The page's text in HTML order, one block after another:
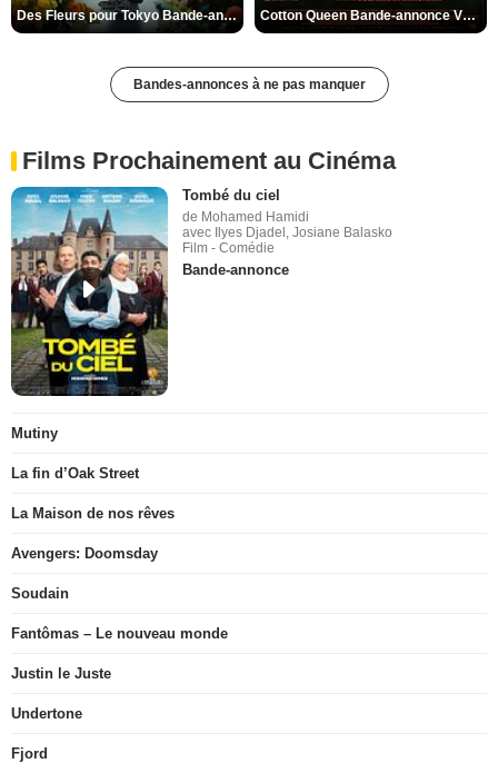
Des Fleurs pour Tokyo Bande-annonce VO STFR Cotton Queen Bande-annonce VO STFR
Bandes-annonces à ne pas manquer
Films Prochainement au Cinéma
Tombé du ciel
de Mohamed Hamidi
avec Ilyes Djadel, Josiane Balasko
Film - Comédie
Bande-annonce
Mutiny
La fin d’Oak Street
La Maison de nos rêves
Avengers: Doomsday
Soudain
Fantômas – Le nouveau monde
Justin le Juste
Undertone
Fjord